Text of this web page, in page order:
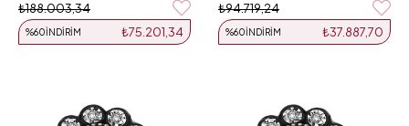
₺75.201,34
%60İNDIRIM
₺188.003,34
₺37.887,70
%60İNDIRIM
₺94.719,24